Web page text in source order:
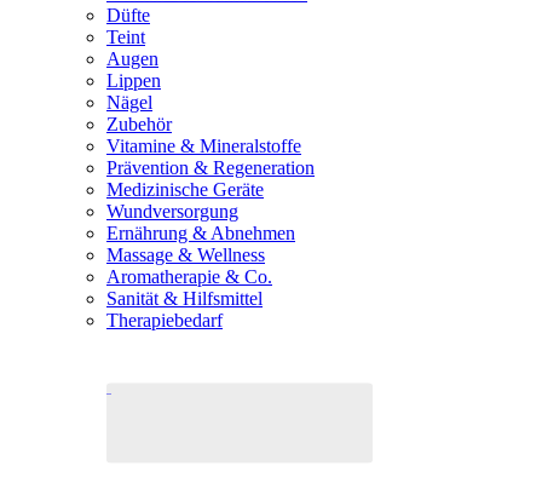
Düfte
Teint
Augen
Lippen
Nägel
Zubehör
Vitamine & Mineralstoffe
Prävention & Regeneration
Medizinische Geräte
Wundversorgung
Ernährung & Abnehmen
Massage & Wellness
Aromatherapie & Co.
Sanität & Hilfsmittel
Therapiebedarf